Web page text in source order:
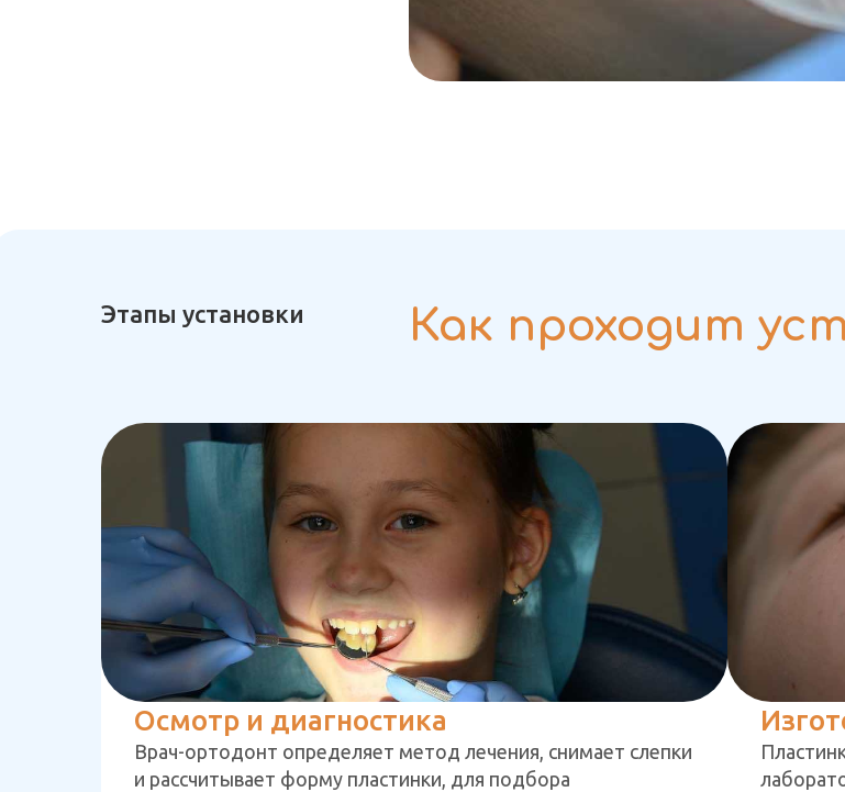
Этапы установки Как проходит
Осмотр и диагностика
Врач-ортодонт определяет метод лечения, снимает слепки
и рассчитывает форму пластинки, для подбора